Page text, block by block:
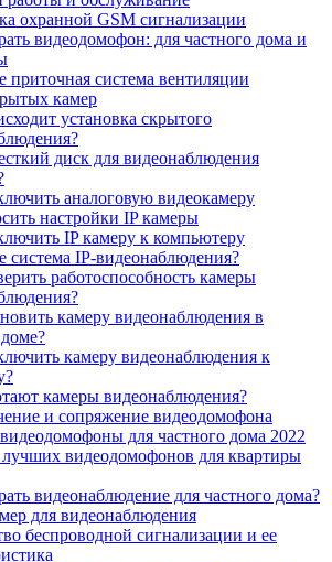
охранной GSM сигнализации
видеодомофон: для частного дома и
приточная система вентиляции
камер
установка скрытого
диск для видеонаблюдения
аналоговую видеокамеру
настройки IP камеры
IP камеру к компьютеру
система IP-видеонаблюдения?
работоспособность камеры
камеру видеонаблюдения в
камеру видеонаблюдения к
камеры видеонаблюдения?
и сопряжение видеодомофона
для частного дома 2022
видеодомофонов для квартиры
видеонаблюдение для частного дома?
для видеонаблюдения
беспроводной сигнализации и ее